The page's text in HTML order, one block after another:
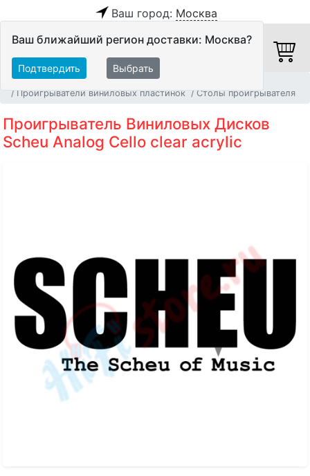
Ваш город: Москва
Ваш ближайший регион доставки: Москва?
Подтвердить Выбрать
Проигрыватели виниловых пластинок
Столы проигрывателя
Проигрыватель Виниловых Дисков
Scheu Analog Cello clear acrylic